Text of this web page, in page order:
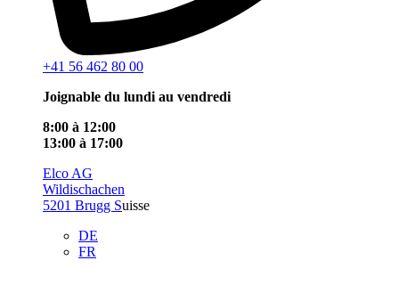
+41 56 462 80 00
Joignable du lundi au vendredi
8:00 à 12:00
13:00 à 17:00
Elco AG
Wildischachen
5201 Brugg Suisse
DE
FR